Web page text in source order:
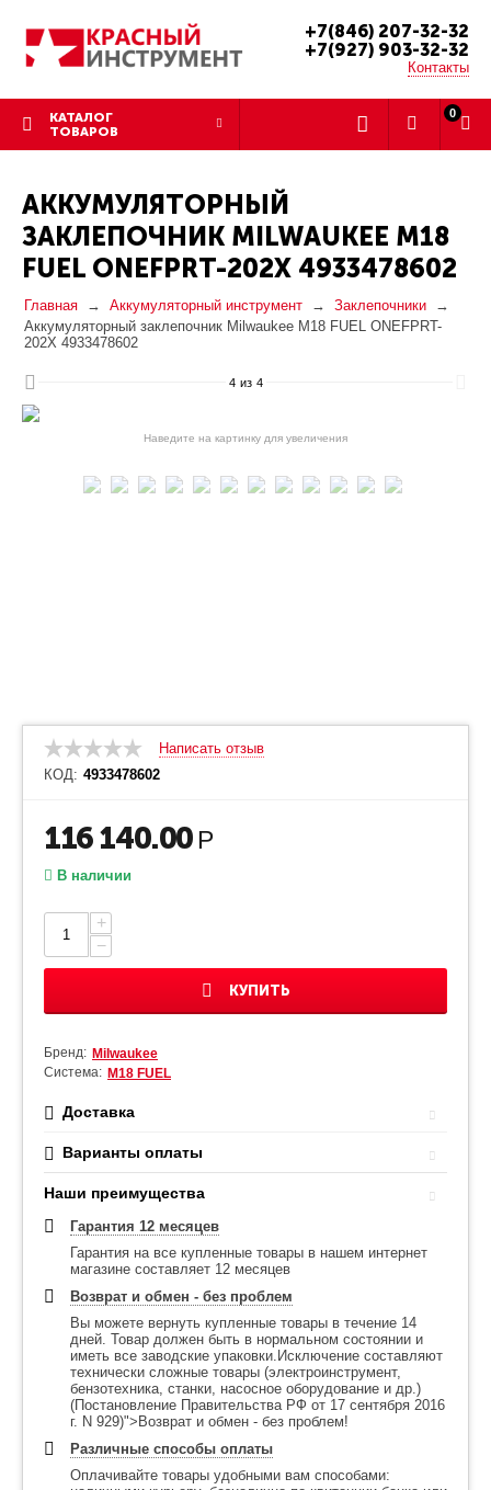
+7(846) 207-32-32
+7(927) 903-32-32
Контакты
КАТАЛОГ
ТОВАРОВ
0
АККУМУЛЯТОРНЫЙ
ЗАКЛЕПОЧНИК MILWAUKEE M18
FUEL ONEFPRT-202X 4933478602
Главная Аккумуляторный инструмент
Заклепочники
Аккумуляторный заклепочник Milwaukee M18 FUEL ONEFPRT-
202X 4933478602
4 из 4
Наведите на картинку для увеличения
Написать отзыв
КОД: 4933478602
116 140.00Р
В наличии
+
−
КУПИТЬ
Бренд: Milwaukee
Система: М18 FUEL
Доставка
Варианты оплаты
Наши преимущества
Гарантия 12 месяцев
Гарантия на все купленные товары в нашем интернет
магазине составляет 12 месяцев
Возврат и обмен - без проблем
Вы можете вернуть купленные товары в течение 14
дней. Товар должен быть в нормальном состоянии и
иметь все заводские упаковки.Исключение составляют
технически сложные товары (электроинструмент,
бензотехника, станки, насосное оборудование и др.)
(Постановление Правительства РФ от 17 сентября 2016
г. N 929)">Возврат и обмен - без проблем!
Различные способы оплаты
Оплачивайте товары удобными вам способами: